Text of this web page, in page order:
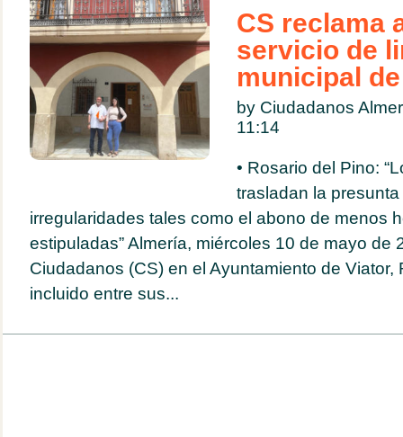
CS reclama
servicio de
municipal
by Ciudadanos
11:14
• Rosario del Pino:
trasladan la
irregularidades tales como el abono de menos
estipuladas” Almería, miércoles 10 de mayo de
Ciudadanos (CS) en el Ayuntamiento de Viator,
incluido entre sus...